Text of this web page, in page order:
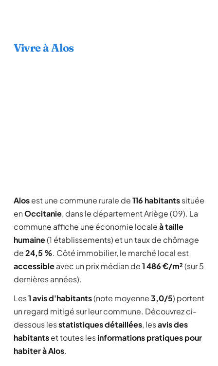
Vivre à Alos
Alosest une commune rurale de116 habitantssituée
enOccitanie, dans le département Ariège (09). La
commune affiche une économie localeà taille
humaine(1 établissements) et un taux de chômage
de24,5 %. Côté immobilier, le marché local est
accessibleavec un prix médian de1 486 €/m²(sur 5
dernières années).
Les1 avis d'habitants(note moyenne3,0/5) portent
un regard mitigé sur leur commune. Découvrez ci-
dessous lesstatistiques détaillées, lesavis des
habitantset toutes lesinformations pratiques pour
habiter à Alos.